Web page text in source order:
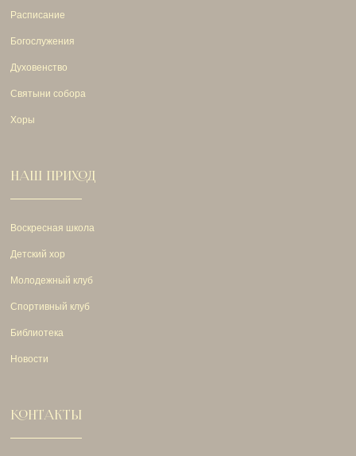
Расписание
Богослужения
Духовенство
Святыни собора
Хоры
НАШ ПРИХОД
Воскресная школа
Детский хор
Молодежный клуб
Спортивный клуб
Библиотека
Новости
КОНТАКТЫ